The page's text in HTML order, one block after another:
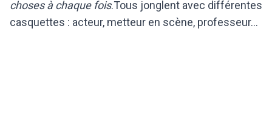
choses à chaque fois.Tous jonglent avec différentes
casquettes : acteur, metteur en scène, professeur…